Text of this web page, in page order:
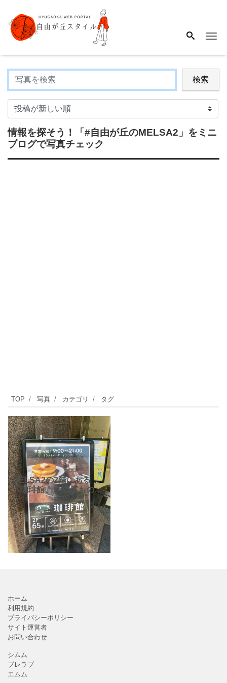
検索
情報を探そう！ 「#自由が丘のMELSA2」 をミニ
ブログで写真チェック
TOP 写真 カテゴリ タグ
MELSA2の2階にある
「珈琲館」。65席ものお
席があり、FREE Wi-Fiや
コンセトもあるんです
☆ 駅近で学生さんやサ
ラリーマンにも立ち寄り
やすいお店です。
ホーム
利用規約
プライバシーポリシー
サイト運営者
お問い合わせ
シムム
ブレラブ
エムム